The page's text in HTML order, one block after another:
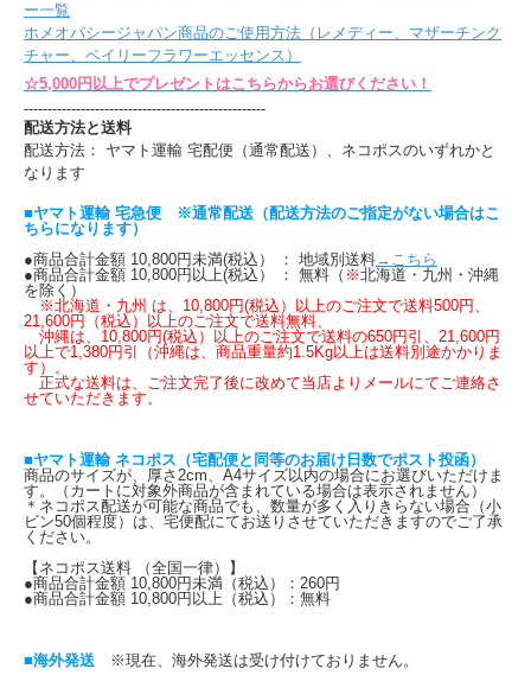
ー一覧
ホメオパシージャパン商品のご使用方法（レメディー、マザーチンク
チャー、ベイリーフラワーエッセンス）
☆5,000円以上でプレゼントはこちらからお選びください！
---------------------------------------------------
配送方法と送料
配送方法： ヤマト運輸 宅配便（通常配送）、ネコポスのいずれかと
なります
■ヤマト運輸 宅急便 ※通常配送（配送方法のご指定がない場合はこ
ちらになります）
●商品合計金額 10,800円未満(税込） ： 地域別送料→こちら
●商品合計金額 10,800円以上(税込） ： 無料（ ※北海道・九州・沖縄
を除く）
※北海道・九州 は、10,800円(税込）以上のご注文で送料500円、
21,600円（税込）以上のご注文で送料無料、
沖縄は、10,800円(税込）以上のご注文で送料の650円引、21,600円
以上で1,380円引（沖縄は、商品重量約1.5Kg以上は送料別途かかりま
す）。
正式な送料は、ご注文完了後に改めて当店よりメールにてご連絡さ
せていただきます。
■ヤマト運輸 ネコポス（宅配便と同等のお届け日数でポスト投函）
商品のサイズが、厚さ2cm、A4サイズ以内の場合にお選びいただけま
す。（カートに対象外商品が含まれている場合は表示されません）
＊ネコポス配送が可能な商品でも、数量が多く入りきらない場合（小
ビン50個程度）は、宅便配にてお送りさせていただきますのでご了承
ください。
【ネコポス送料 （全国一律）】
●商品合計金額 10,800円未満（税込）：260円
●商品合計金額 10,800円以上（税込）：無料
■海外発送 ※現在、海外発送は受け付けておりません。